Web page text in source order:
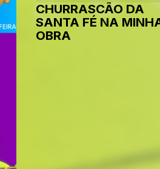
CHURRASCÃO DA
SANTA FÉ NA
OBRA